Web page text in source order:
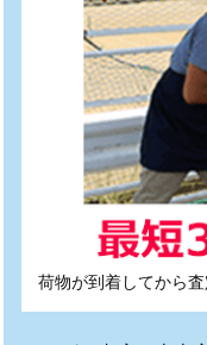
荷物が到着してから